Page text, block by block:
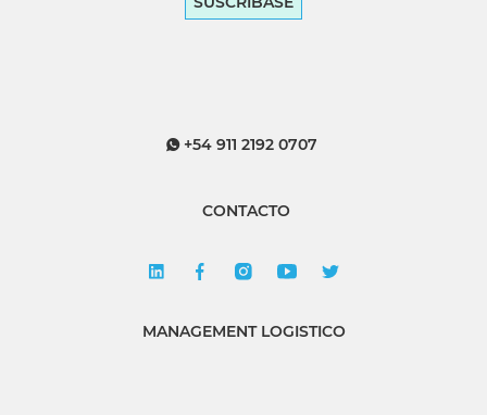
+54 911 2192 0707
CONTACTO
MANAGEMENT LOGISTICO